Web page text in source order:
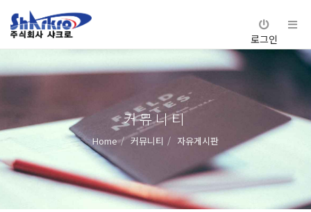
로그인
커뮤니티
Home 커뮤니티 자유게시판